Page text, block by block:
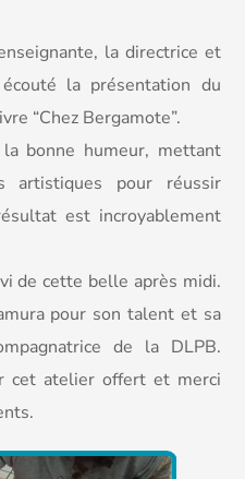
la directrice et
la présentation du
“Chez Bergamote”.
bonne humeur, mettant
artistiques pour réussir
est incroyablement
de cette belle après midi.
pour son talent et sa
de la DLPB.
cet atelier offert et merci